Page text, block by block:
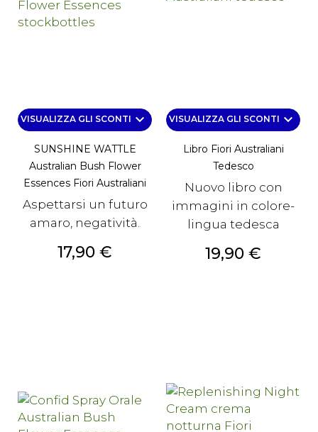
VISUALIZZA GLI SCONTI keyboard_arrow_down
SUNSHINE WATTLE
Australian Bush Flower
Essences Fiori Australiani
Aspettarsi un futuro
amaro, negatività.
Prezzo
17,90 €
VISUALIZZA GLI SCONTI keyboard_arrow_down
Libro Fiori Australiani
Tedesco
Nuovo libro con
immagini in colore-
lingua tedesca
Prezzo
19,90 €